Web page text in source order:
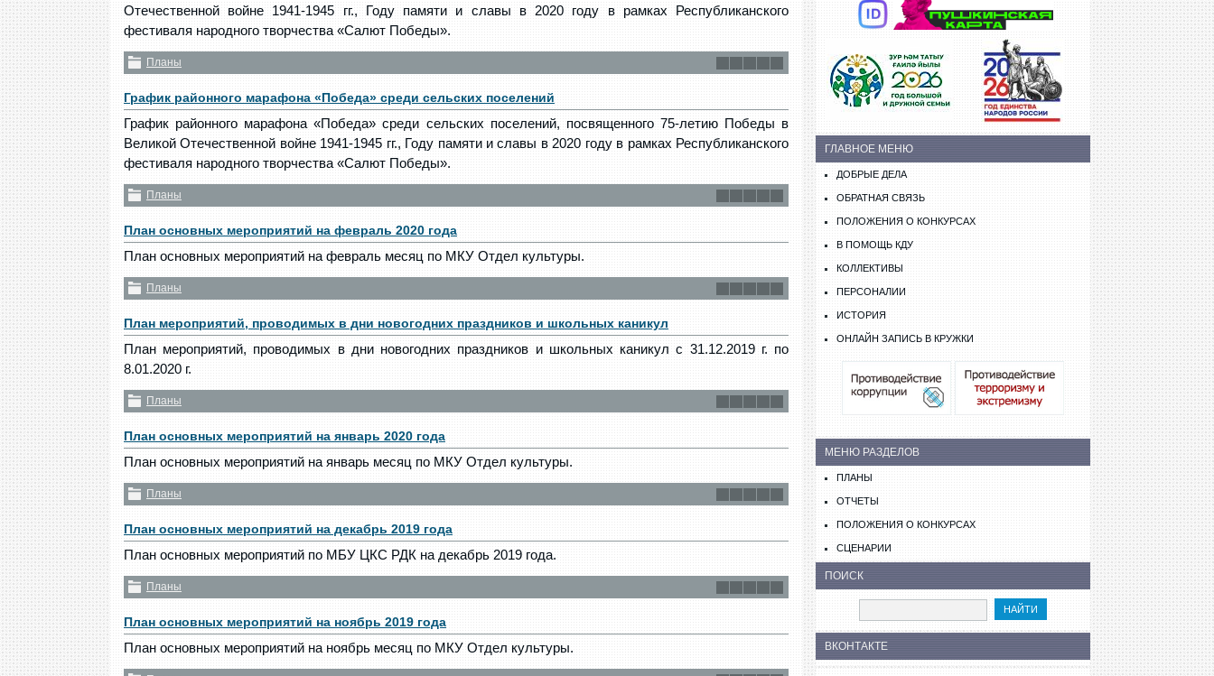
Отечественной войне 1941-1945 гг., Году памяти и славы в 2020 году в рамках Республиканского
фестиваля народного творчества «Салют Победы».
Планы
График районного марафона «Победа» среди сельских поселений
График районного марафона «Победа» среди сельских поселений, посвященного 75-летию Победы в
Великой Отечественной войне 1941-1945 гг., Году памяти и славы в 2020 году в рамках Республиканского
фестиваля народного творчества «Салют Победы».
Планы
План основных мероприятий на февраль 2020 года
План основных мероприятий на февраль месяц по МКУ Отдел культуры.
Планы
План мероприятий, проводимых в дни новогодних праздников и школьных каникул
План мероприятий, проводимых в дни новогодних праздников и школьных каникул с 31.12.2019 г. по
8.01.2020 г.
Планы
План основных мероприятий на январь 2020 года
План основных мероприятий на январь месяц по МКУ Отдел культуры.
Планы
План основных мероприятий на декабрь 2019 года
План основных мероприятий по МБУ ЦКС РДК на декабрь 2019 года.
Планы
План основных мероприятий на ноябрь 2019 года
План основных мероприятий на ноябрь месяц по МКУ Отдел культуры.
ГЛАВНОЕ МЕНЮ
ДОБРЫЕ ДЕЛА
ОБРАТНАЯ СВЯЗЬ
ПОЛОЖЕНИЯ О КОНКУРСАХ
В ПОМОЩЬ КДУ
КОЛЛЕКТИВЫ
ПЕРСОНАЛИИ
ИСТОРИЯ
ОНЛАЙН ЗАПИСЬ В КРУЖКИ
МЕНЮ РАЗДЕЛОВ
ПЛАНЫ
ОТЧЕТЫ
ПОЛОЖЕНИЯ О КОНКУРСАХ
СЦЕНАРИИ
ПОИСК
ВКОНТАКТЕ